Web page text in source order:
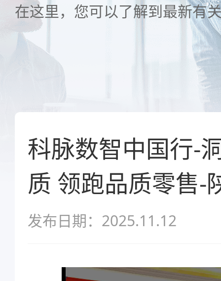
在这里，您可以了解到最新有
科脉数智中国行-
质 领跑品质零售-
发布日期：2025.11.12